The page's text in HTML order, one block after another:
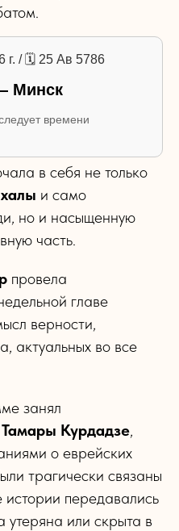
г. / 🗓 25 Ав 5786
Минск
времени
в себя не только
и само
но и насыщенную
часть.
провела
главе
верности,
актуальных во все
занял
Тамары Курдадзе,
о еврейских
трагически связаны
передавались
утеряна или скрыта в